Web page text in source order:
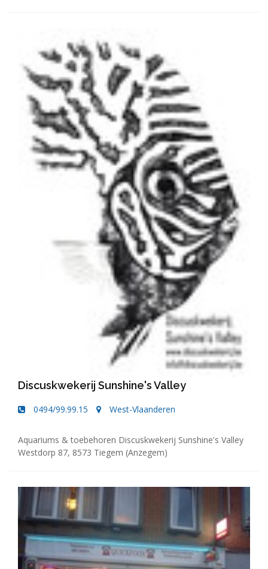
Discuskwekerij Sunshine's Valley
0494/99.99.15 West-Vlaanderen
Aquariums & toebehoren Discuskwekerij Sunshine's Valley
Westdorp 87, 8573 Tiegem (Anzegem)